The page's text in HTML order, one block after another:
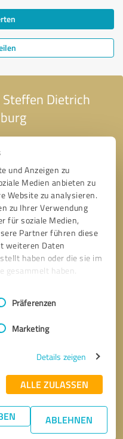
und Anzeigen zu
Medien anbieten zu
Website zu analysieren.
zu Ihrer Verwendung
für soziale Medien,
Partner führen diese
weiteren Daten
haben oder die sie im
gesammelt haben.
Präferenzen
Marketing
Details zeigen
ALLE ZULASSEN
ABLEHNEN
Dietrich
* Erforderliche Angaben